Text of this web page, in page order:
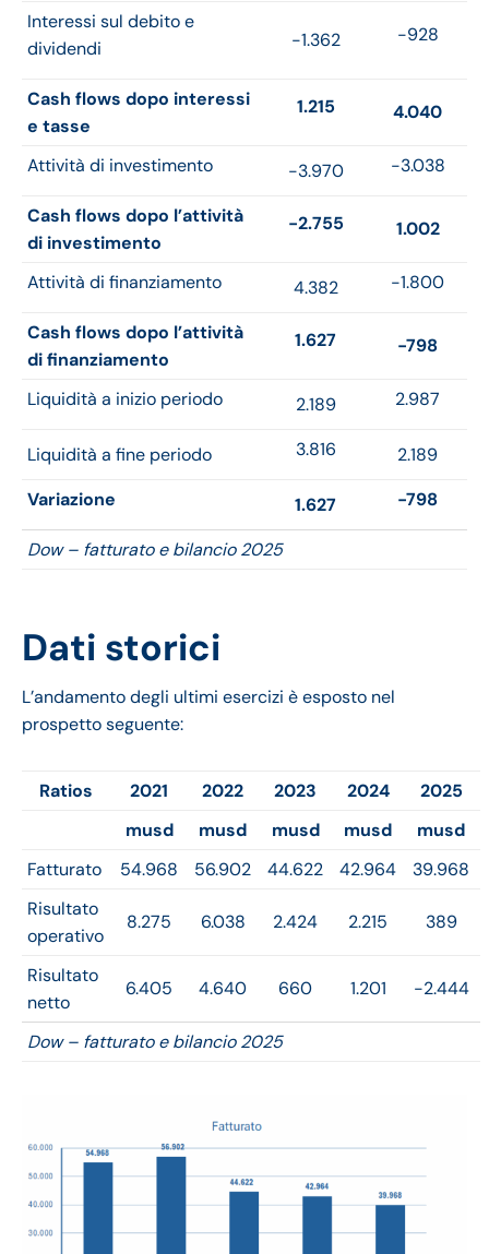
Interessi sul debito e
dividendi
-1.362 -928
Cash flows dopo interessi
e tasse
1.215 4.040
Attività di investimento -3.970 -3.038
Cash flows dopo l’attività
di investimento
-2.755 1.002
Attività di finanziamento 4.382 -1.800
Cash flows dopo l’attività
di finanziamento
1.627 -798
Liquidità a inizio periodo 2.189 2.987
Liquidità a fine periodo 3.816
2.189
Variazione
1.627 -798
Dow – fatturato e bilancio 2025
Dati storici
L’andamento degli ultimi esercizi è esposto nel
prospetto seguente:
Ratios 2021 2022 2023 2024
2025
musd
musd musd musd
musd
Fatturato
54.968 56.902 44.622 42.964
39.968
Risultato
operativo
8.275 6.038 2.424 2.215 389
Risultato
netto
6.405 4.640 660 1.201 -2.444
Dow – fatturato e bilancio 2025